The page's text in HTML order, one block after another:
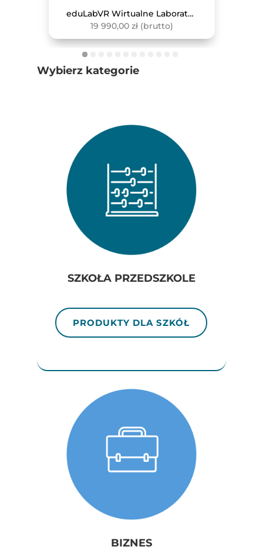
eduLabVR Wirtualne Laboratoria Przyrodnicze (zestaw z goglami VR, 4 szt.)
19 990,00 zł (brutto)
Wybierz kategorie
SZKOŁA PRZEDSZKOLE
PRODUKTY DLA SZKÓŁ
BIZNES